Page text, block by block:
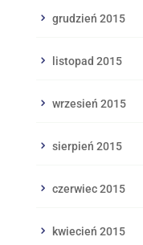
grudzień 2015
listopad 2015
wrzesień 2015
sierpień 2015
czerwiec 2015
kwiecień 2015